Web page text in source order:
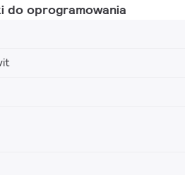
do oprogramowania